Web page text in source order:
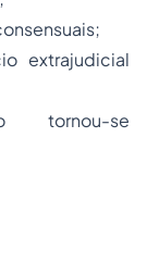
extrajudicial
tornou-se